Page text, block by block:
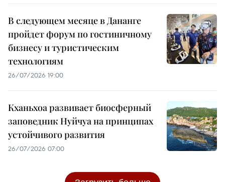
В следующем месяце в Дананге
пройдет форум по гостиничному
бизнесу и туристическим
технологиям
26/07/2026 19:00
Кханьхоа развивает биосферный
заповедник Нуйчуа на принципах
устойчивого развития
26/07/2026 07:00